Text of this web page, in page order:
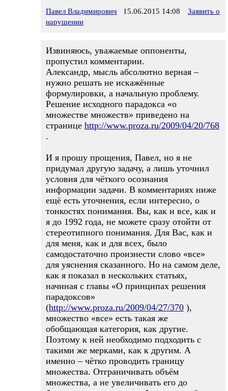
Павел Владимирович 15.06.2015 14:08
Заявить о
нарушении
Извиняюсь, уважаемые оппоненты,
пропустил комментарии.
Александр, мысль абсолютно верная –
нужно решать не искажённые
формулировки, а начальную проблему.
Решение исходного парадокса «о
множестве множеств» приведено на
странице http://www.proza.ru/2009/04/20/768
.
И я прошу прощения, Павел, но я не
придумал другую задачу, а лишь уточнил
условия для чёткого осознания
информации задачи. В комментариях ниже
ещё есть уточнения, если интересно, о
тонкостях понимания. Вы, как и все, как и
я до 1992 года, не можете сразу отойти от
стереотипного понимания. Для Вас, как и
для меня, как и для всех, было
самодостаточно произнести слово «все»
для уяснения сказанного. Но на самом деле,
как я показал в нескольких статьях,
начиная с главы «О принципах решения
парадоксов»
(http://www.proza.ru/2009/04/27/370 ),
множество «все» есть такая же
обобщающая категория, как другие.
Поэтому к ней необходимо подходить с
такими же мерками, как к другим. А
именно – чётко проводить границу
множества. Отграничивать объём
множества, а не увеличивать его до